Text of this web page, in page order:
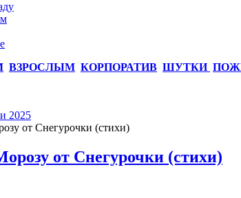
ВЗРОСЛЫМ КОРПОРАТИВ ШУТКИ
2025
от Снегурочки (стихи)
от Снегурочки (стихи)